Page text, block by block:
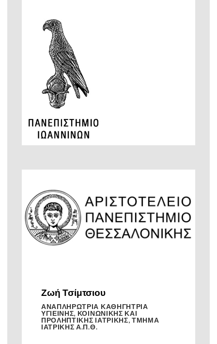
Ζωή Τσίμτσιου
ΑΝΑΠΛΗΡΩΤΡΙΑ ΚΑΘΗΓΗΤΡΙΑ
ΥΓΙΕΙΝΗΣ, ΚΟΙΝΩΝΙΚΗΣ ΚΑΙ
ΠΡΟΛΗΠΤΙΚΗΣ ΙΑΤΡΙΚΗΣ, ΤΜΗΜΑ
ΙΑΤΡΙΚΗΣ Α.Π.Θ.